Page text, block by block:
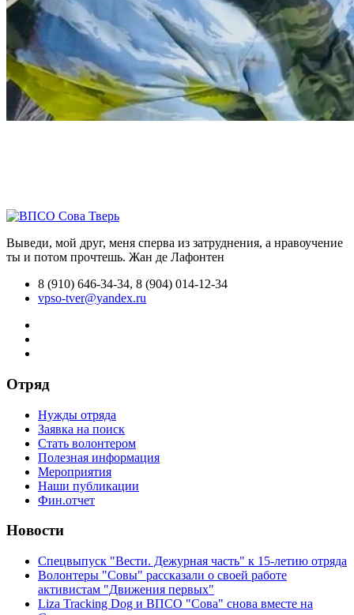
Выведи, мой друг, меня сперва из затруднения, а нравоучение
ты и потом прочтешь. Жан де Лафонтен
8 (910) 646-34-34, 8 (904) 014-12-34
vpso-tver@yandex.ru
Отряд
Нужды отряда
Заявка на поиск
Стать волонтером
Полезная информация
Мероприятия
Наши публикации
Фин.отчет
Новости
Спецвыпуск "Вести. Дежурная часть" к 15-летию отряда
Волонтеры "Совы" рассказали о своей работе
активистам "Движения первых"
Liza Tracking Dog и ВПСО "Сова" снова вместе на